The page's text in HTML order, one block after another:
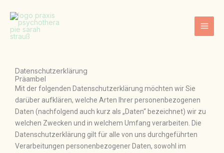
Inhalt
springen
Datenschutzerklärung
Präambel
Mit der folgenden Datenschutzerklärung möchten wir Sie
darüber aufklären, welche Arten Ihrer personenbezogenen
Daten (nachfolgend auch kurz als „Daten“ bezeichnet) wir zu
welchen Zwecken und in welchem Umfang verarbeiten. Die
Datenschutzerklärung gilt für alle von uns durchgeführten
Verarbeitungen personenbezogener Daten, sowohl im